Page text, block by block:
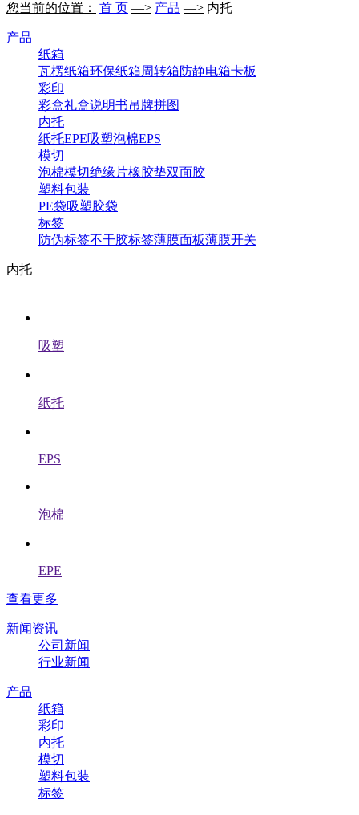
您当前的位置：
首 页 —> 产品 —> 内托
产品
纸箱
瓦楞纸箱环保纸箱周转箱防静电箱卡板
彩印
彩盒礼盒说明书吊牌拼图
内托
纸托EPE吸塑泡棉EPS
模切
泡棉模切绝缘片橡胶垫双面胶
塑料包装
PE袋吸塑胶袋
标签
防伪标签不干胶标签薄膜面板薄膜开关
内托
吸塑
纸托
EPS
泡棉
EPE
查看更多
新闻资讯
公司新闻
行业新闻
产品
纸箱
彩印
内托
模切
塑料包装
标签